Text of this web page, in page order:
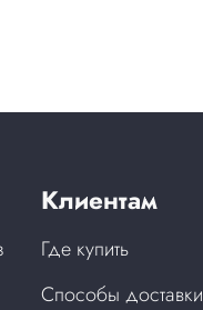
Клиентам
Где купить
Способы доставки